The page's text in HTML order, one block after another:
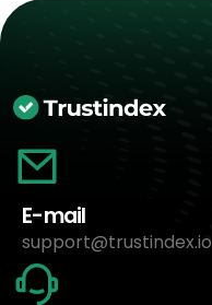
E-mail
support@trustindex.io